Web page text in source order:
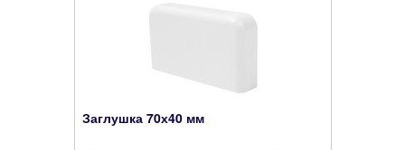
Заглушка 70х40 мм